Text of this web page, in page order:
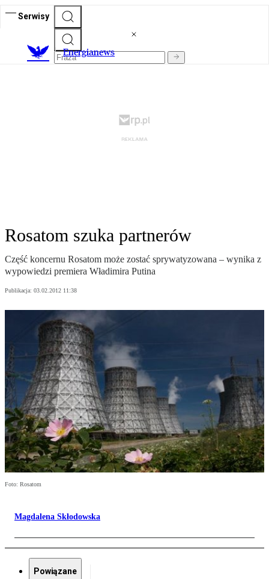
Serwisy
Energianews
Rosatom szuka partnerów
Część koncernu Rosatom może zostać sprywatyzowana – wynika z
wypowiedzi premiera Władimira Putina
Publikacja: 03.02.2012 11:38
Foto: Rosatom
Magdalena Skłodowska
Powiązane